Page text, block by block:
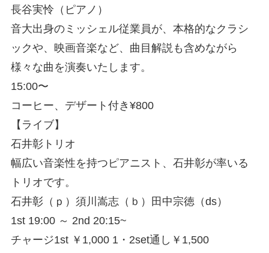
長谷実怜（ピアノ）
音大出身のミッシェル従業員が、本格的なクラシ
ックや、映画音楽など、曲目解説も含めながら
様々な曲を演奏いたします。
15:00〜
コーヒー、デザート付き¥800
【ライブ】
石井彰トリオ
幅広い音楽性を持つピアニスト、石井彰が率いる
トリオです。
石井彰（ｐ）須川嵩志（ｂ）田中宗徳（ds）
1st 19:00 ～ 2nd 20:15~
チャージ1st ￥1,000 1・2set通し￥1,500